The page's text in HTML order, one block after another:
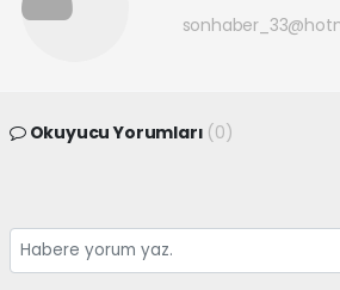
Okuyucu Yorumları (0)